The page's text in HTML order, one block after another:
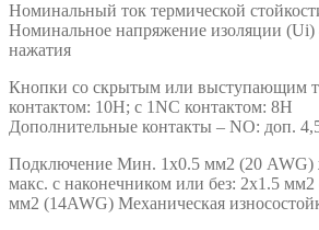
Номинальный ток термической
Номинальное напряжение изоляции
нажатия
Кнопки со скрытым или выступающим
контактом: 10Н; с 1NC контактом: 8Н
Дополнительные контакты – NO: доп.
Подключение Мин. 1х0.5 мм2 (20 AWG)
макс. c наконечником или без: 2х1.5
мм2 (14AWG) Механическая